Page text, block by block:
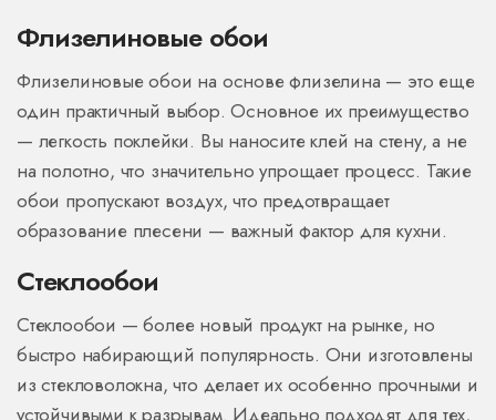
Флизелиновые обои
Флизелиновые обои на основе флизелина — это еще
один практичный выбор. Основное их преимущество
— легкость поклейки. Вы наносите клей на стену, а не
на полотно, что значительно упрощает процесс. Такие
обои пропускают воздух, что предотвращает
образование плесени — важный фактор для кухни.
Стеклообои
Стеклообои — более новый продукт на рынке, но
быстро набирающий популярность. Они изготовлены
из стекловолокна, что делает их особенно прочными и
устойчивыми к разрывам. Идеально подходят для тех,